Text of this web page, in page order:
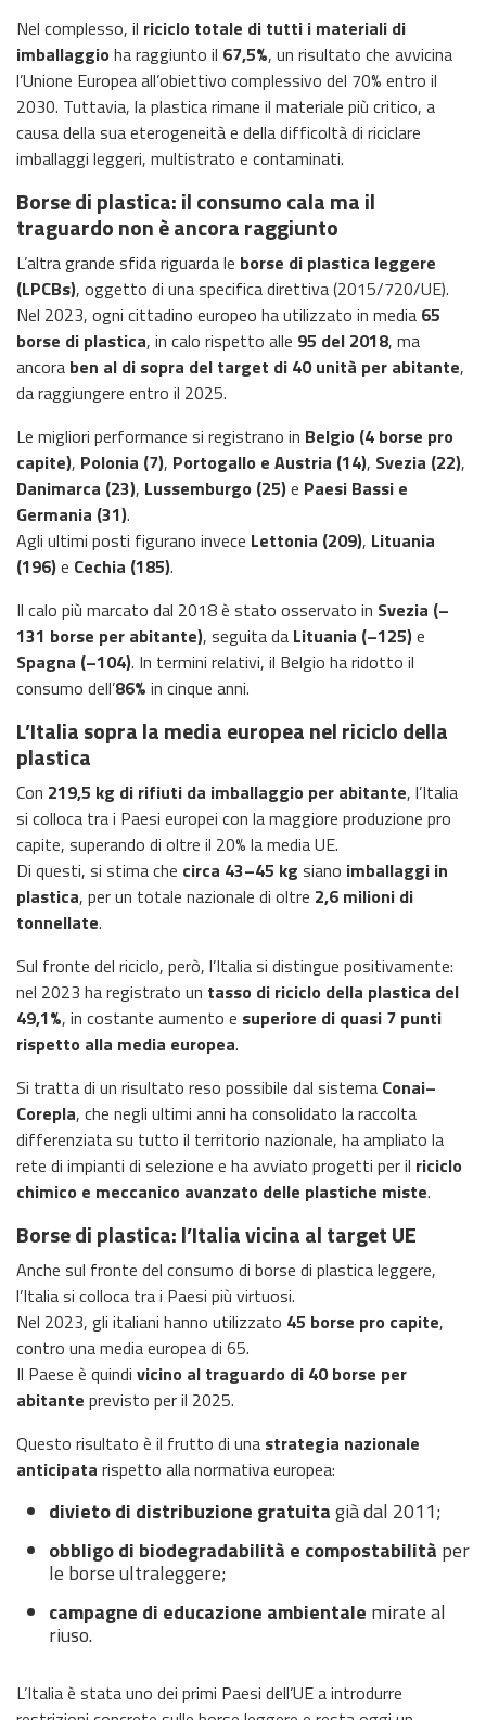
Nel complesso, il riciclo totale di tutti i materiali di
imballaggio ha raggiunto il 67,5%, un risultato che avvicina
l’Unione Europea all’obiettivo complessivo del 70% entro il
2030. Tuttavia, la plastica rimane il materiale più critico, a
causa della sua eterogeneità e della difficoltà di riciclare
imballaggi leggeri, multistrato e contaminati.
Borse di plastica: il consumo cala ma il
traguardo non è ancora raggiunto
L’altra grande sfida riguarda le borse di plastica leggere
(LPCBs), oggetto di una specifica direttiva (2015/720/UE).
Nel 2023, ogni cittadino europeo ha utilizzato in media 65
borse di plastica, in calo rispetto alle 95 del 2018, ma
ancora ben al di sopra del target di 40 unità per abitante,
da raggiungere entro il 2025.
Le migliori performance si registrano in Belgio (4 borse pro
capite), Polonia (7), Portogallo e Austria (14), Svezia (22),
Danimarca (23), Lussemburgo (25)e Paesi Bassi e
Germania (31).
Agli ultimi posti figurano invece Lettonia (209), Lituania
(196)e Cechia (185).
Il calo più marcato dal 2018 è stato osservato in Svezia (–
131 borse per abitante), seguita da Lituania (–125)e
Spagna (–104). In termini relativi, il Belgio ha ridotto il
consumo dell’86% in cinque anni.
L’Italia sopra la media europea nel riciclo della
plastica
Con 219,5 kg di rifiuti da imballaggio per abitante, l’Italia
si colloca tra i Paesi europei con la maggiore produzione pro
capite, superando di oltre il 20% la media UE.
Di questi, si stima che circa 43–45 kg siano imballaggi in
plastica, per un totale nazionale di oltre 2,6 milioni di
tonnellate.
Sul fronte del riciclo, però, l’Italia si distingue positivamente:
nel 2023 ha registrato un tasso di riciclo della plastica del
49,1%, in costante aumento e superiore di quasi 7 punti
rispetto alla media europea.
Si tratta di un risultato reso possibile dal sistema Conai–
Corepla, che negli ultimi anni ha consolidato la raccolta
differenziata su tutto il territorio nazionale, ha ampliato la
rete di impianti di selezione e ha avviato progetti per il riciclo
chimico e meccanico avanzato delle plastiche miste.
Borse di plastica: l’Italia vicina al target UE
Anche sul fronte del consumo di borse di plastica leggere,
l’Italia si colloca tra i Paesi più virtuosi.
Nel 2023, gli italiani hanno utilizzato 45 borse pro capite,
contro una media europea di 65.
Il Paese è quindi vicino al traguardo di 40 borse per
abitante previsto per il 2025.
Questo risultato è il frutto di una strategia nazionale
anticipata rispetto alla normativa europea:
divieto di distribuzione gratuitagià dal 2011;
obbligo di biodegradabilità e compostabilità per
le borse ultraleggere;
campagne di educazione ambientale mirate al
riuso.
L’Italia è stata uno dei primi Paesi dell’UE a introdurre